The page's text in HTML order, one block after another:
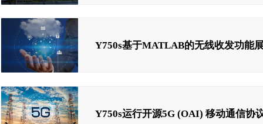
Y750s基于MATLAB的无线收发功能
Y750s运行开源5G (OAI) 移动通信协